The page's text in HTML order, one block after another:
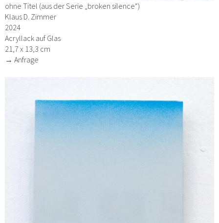
ohne Titel (aus der Serie „broken silence“)
Klaus D. Zimmer
2024
Acryllack auf Glas
21,7 x 13,3 cm
→ Anfrage